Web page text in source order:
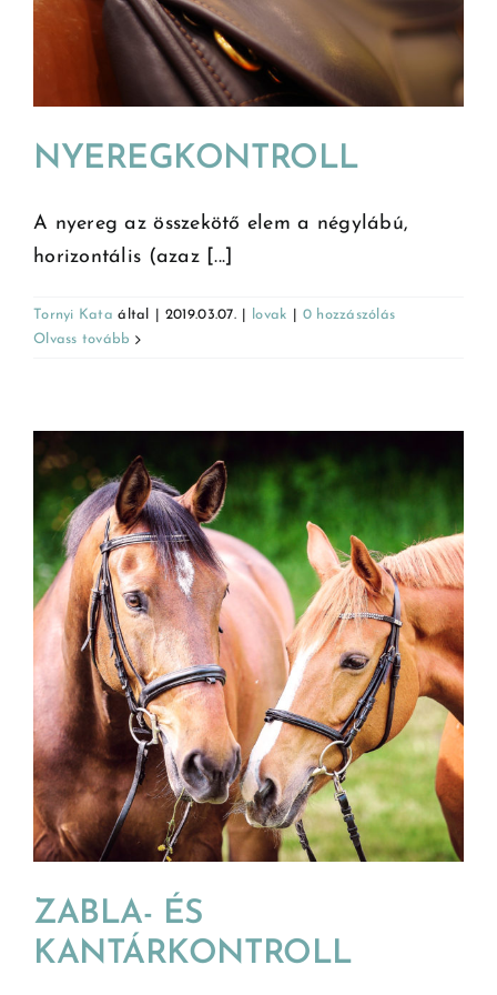
NYEREGKONTROLL
A nyereg az összekötő elem a négylábú,
horizontális (azaz [...]
Tornyi Kata által 2019.03.07. lovak
0 hozzászólás
Olvass tovább
ZABLA- ÉS
KANTÁRKONTROLL